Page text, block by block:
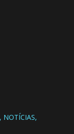
NOTÍCIAS